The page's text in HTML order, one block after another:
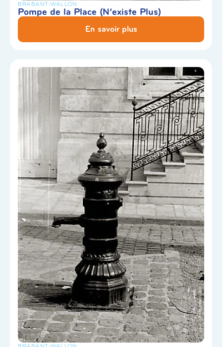
BRABANT-WALLON
Pompe de la Place (N’existe Plus)
En savoir plus